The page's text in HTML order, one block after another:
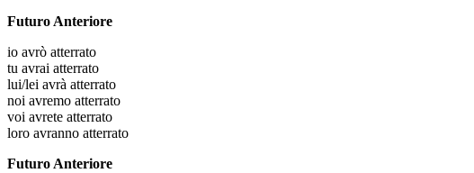
Futuro Anteriore
io avrò atterrato
tu avrai atterrato
lui/lei avrà atterrato
noi avremo atterrato
voi avrete atterrato
loro avranno atterrato
Futuro Anteriore